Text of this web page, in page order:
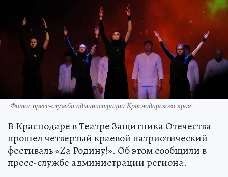
Фото: пресс-служба администрации Краснодарского края
В Краснодаре в Театре Защитника Отечества
прошел четвертый краевой патриотический
фестиваль «Zа Родину!». Об этом сообщили в
пресс-службе администрации региона.